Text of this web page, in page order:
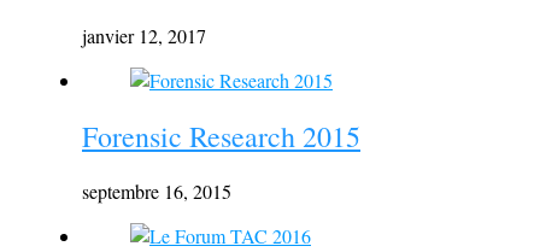
janvier 12, 2017
Forensic Research 2015
septembre 16, 2015